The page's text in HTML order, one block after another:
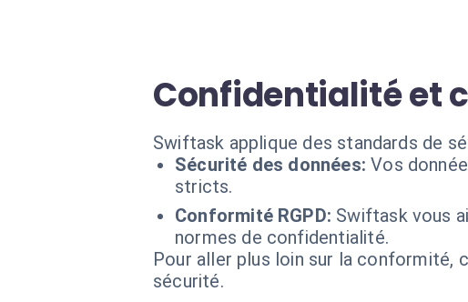
Confidentialité et
Swiftask applique des standards de
Sécurité des données: Vos
stricts.
Conformité RGPD: Swiftask vous
normes de confidentialité.
Pour aller plus loin sur la conformité,
sécurité.